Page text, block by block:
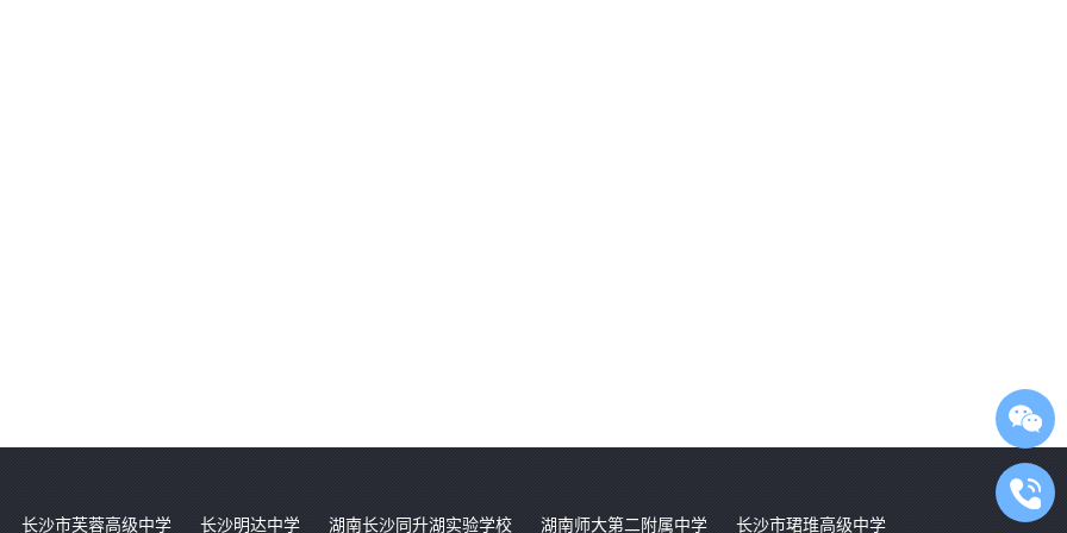
长沙市芙蓉高级中学 长沙明达中学 湖南长沙同升湖实验学校 湖南师大第二附属中学 长沙市珺琟高级中学